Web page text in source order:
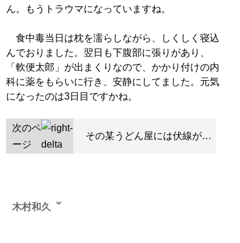
ん。もうトラウマになっていますね。
食中毒当日は枕を濡らしながら、しくしく寝込
んでおりました。翌日も下腹部に張りがあり、
「軟便太郎」が出まくりなので、かかり付けの内
科に薬をもらいに行き、安静にしてました。元気
になったのは3日目ですかね。
次のペ
ージ
その某うどん屋には伏線が…
木村和久